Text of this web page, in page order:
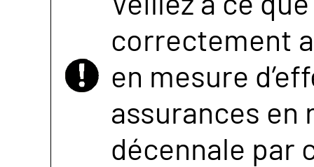
correctement
en mesure
assurances
décennale par